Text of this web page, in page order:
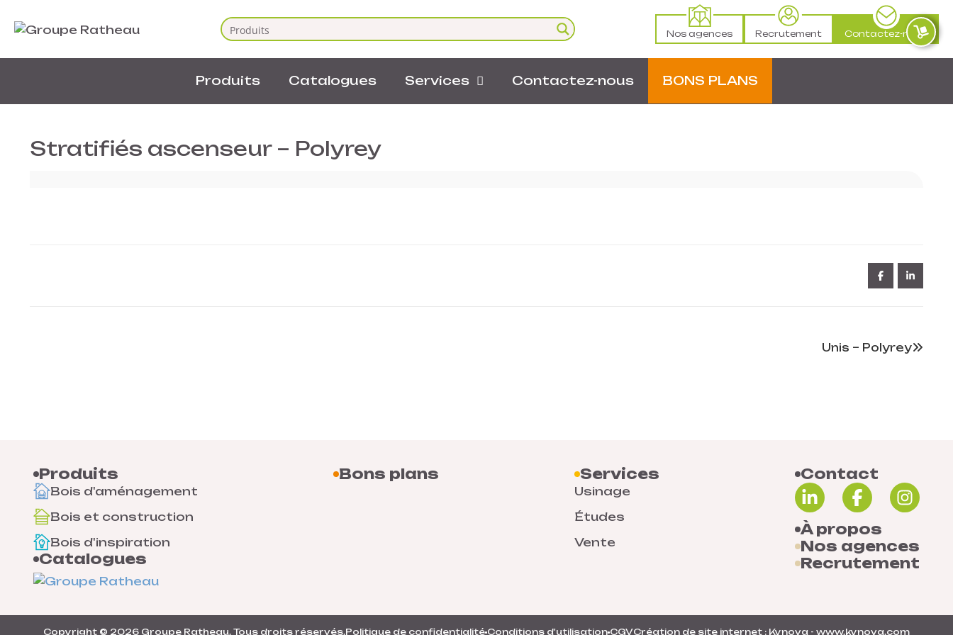
Nos agences Recrutement Contactez-nous
Produits Catalogues Services Contactez-nous BONS PLANS
Stratifiés ascenseur – Polyrey
Unis – Polyrey
Produits
Bois d'aménagement
Bois et construction
Bois d'inspiration
Catalogues
Bons plans Services
Usinage
Études
Vente
Contact
À propos
Nos agences
Recrutement
Copyright © 2026 Groupe Ratheau. Tous droits réservés.Politique de confidentialité Conditions d'utilisation CGVCréation de site internet : Kynova - www.kynova.com